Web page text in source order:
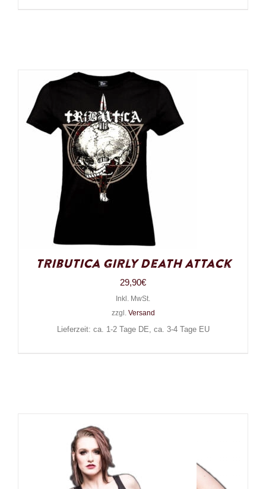
Tributica Girly Death Attack
29,90€
Inkl. MwSt.
zzgl. Versand
Lieferzeit: ca. 1-2 Tage DE, ca. 3-4 Tage EU